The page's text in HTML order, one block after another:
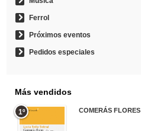
Ferrol
Próximos eventos
Pedidos especiales
Más vendidos
1º COMERÁS FLORES